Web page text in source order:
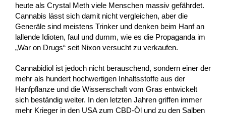
heute als Crystal Meth viele Menschen massiv gefährdet.
Cannabis lässt sich damit nicht vergleichen, aber die
Generäle sind meistens Trinker und denken beim Hanf an
lallende Idioten, faul und dumm, wie es die Propaganda im
„War on Drugs“ seit Nixon versucht zu verkaufen.
Cannabidiol ist jedoch nicht berauschend, sondern einer der
mehr als hundert hochwertigen Inhaltsstoffe aus der
Hanfpflanze und die Wissenschaft vom Gras entwickelt
sich beständig weiter. In den letzten Jahren griffen immer
mehr Krieger in den USA zum CBD-Öl und zu den Salben